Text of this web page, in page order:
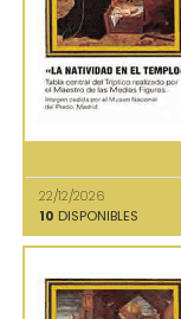
22/12/2026
10 DISPONIBLES